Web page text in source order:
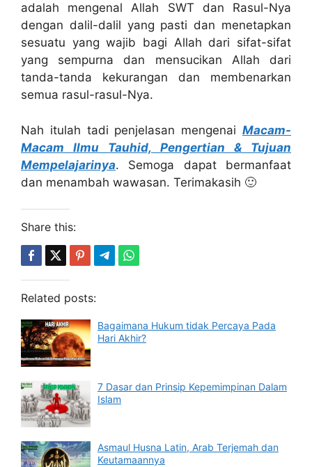
adalah mengenal Allah SWT dan Rasul-Nya
dengan dalil-dalil yang pasti dan menetapkan
sesuatu yang wajib bagi Allah dari sifat-sifat
yang sempurna dan mensucikan Allah dari
tanda-tanda kekurangan dan membenarkan
semua rasul-rasul-Nya.
Nah itulah tadi penjelasan mengenai Macam-
Macam Ilmu Tauhid, Pengertian & Tujuan
Mempelajarinya. Semoga dapat bermanfaat
dan menambah wawasan. Terimakasih 🙂
Share this:
Related posts:
Bagaimana Hukum tidak Percaya Pada
Hari Akhir?
7 Dasar dan Prinsip Kepemimpinan Dalam
Islam
Asmaul Husna Latin, Arab Terjemah dan
Keutamaannya